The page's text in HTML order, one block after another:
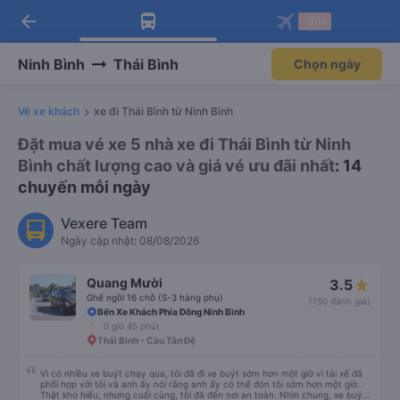
Tải app Vexere ngay!
Nhận ưu đãi thành viên độc
Mở app
Tải app Vexere
-30k/ghế khi đặt vé máy bay qua
Mở app
arrow_back
Ninh Bình Thái Bình Chọn ngày
Vé xe khách xe đi Thái Bình từ Ninh Bình
Đặt mua vé xe 5 nhà xe đi Thái Bình từ Ninh
Bình chất lượng cao và giá vé ưu đãi nhất: 14
chuyến mỗi ngày
Vexere Team
Ngày cập nhật: 08/08/2026
Quang Mười
Ghế ngồi 16 chỗ (S-3 hàng phụ)
3.5
(150 đánh giá)
Bến Xe Khách Phía Đông Ninh Bình
0 giờ 45 phút
Thái Bình - Cầu Tân Đệ
Vì có nhiều xe buýt chạy qua, tôi đã đi xe buýt sớm hơn một giờ vì tài xế đã
phối hợp với tôi và anh ấy nói rằng anh ấy có thể đón tôi sớm hơn một giờ.
Thật khó hiểu, nhưng cuối cùng, tôi đã đến nơi an toàn. Nhìn chung, xe buýt